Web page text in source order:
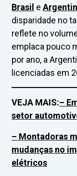
Brasil e
disparidade no
reflete no
emplaca pouco
por ano, a
licenciadas em
VEJA MAIS:–
setor
– Montadoras
mudanças no
elétricos